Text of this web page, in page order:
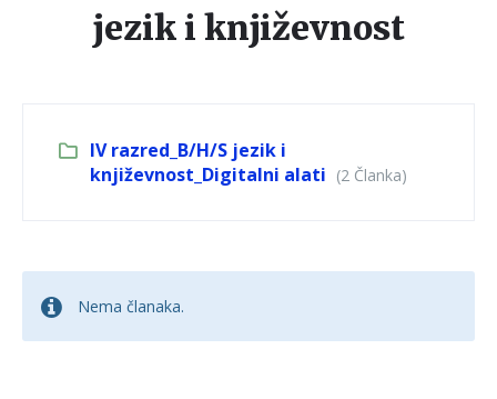
jezik i književnost
IV razred_B/H/S jezik i
književnost_Digitalni alati (2 Članka)
Nema članaka.